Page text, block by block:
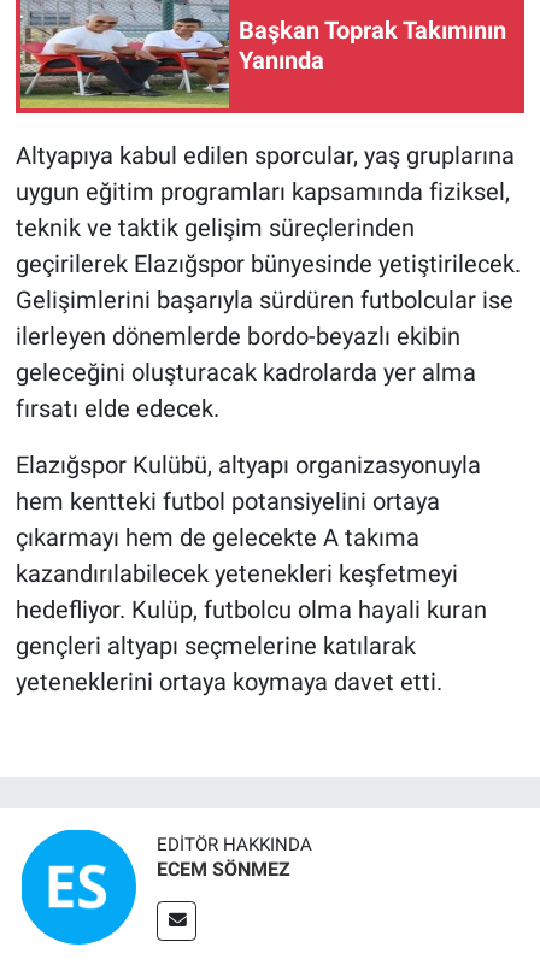
Başkan Toprak Takımının
Yanında
Altyapıya kabul edilen sporcular, yaş gruplarına
uygun eğitim programları kapsamında fiziksel,
teknik ve taktik gelişim süreçlerinden
geçirilerek Elazığspor bünyesinde yetiştirilecek.
Gelişimlerini başarıyla sürdüren futbolcular ise
ilerleyen dönemlerde bordo-beyazlı ekibin
geleceğini oluşturacak kadrolarda yer alma
fırsatı elde edecek.
Elazığspor Kulübü, altyapı organizasyonuyla
hem kentteki futbol potansiyelini ortaya
çıkarmayı hem de gelecekte A takıma
kazandırılabilecek yetenekleri keşfetmeyi
hedefliyor. Kulüp, futbolcu olma hayali kuran
gençleri altyapı seçmelerine katılarak
yeteneklerini ortaya koymaya davet etti.
EDITÖR HAKKINDA
ECEM SÖNMEZ